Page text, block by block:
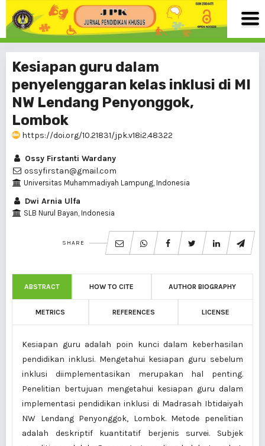
Kesiapan guru dalam
penyelenggaran kelas inklusi di MI
NW Lendang Penyonggok,
Lombok
https://doi.org/10.21831/jpk.v18i2.48322
Ossy Firstanti Wardany
ossyfirstan@gmail.com
Universitas Muhammadiyah Lampung, Indonesia
Dwi Arnia Ulfa
SLB Nurul Bayan, Indonesia
SHARE
ABSTRACT HOW TO CITE AUTHOR BIOGRAPHY
METRICS REFERENCES LICENSE
Kesiapan guru adalah poin kunci dalam keberhasilan
pendidikan inklusi. Mengetahui kesiapan guru sebelum
inklusi diimplementasikan merupakan hal penting.
Penelitian bertujuan mengetahui kesiapan guru dalam
implementasi pendidikan inklusi di Madrasah Ibtidaiyah
NW Lendang Penyonggok, Lombok. Metode penelitian
adalah deskriptif kuantitatif berjenis survei. Subjek